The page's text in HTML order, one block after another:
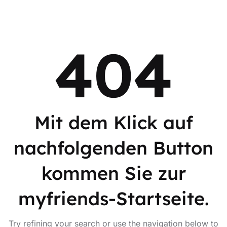
404
Mit dem Klick auf
nachfolgenden Button
kommen Sie zur
myfriends-Startseite.
Try refining your search or use the navigation below to